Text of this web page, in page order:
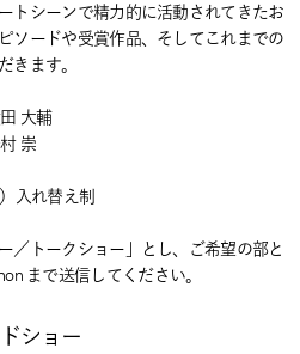
トシーンで精力的に活動されてきたお
ソードや受賞作品、そしてこれまでの
きます。
大輔
崇
入れ替え制
／トークショー」とし、ご希望の部と
まで送信してください。
ショー